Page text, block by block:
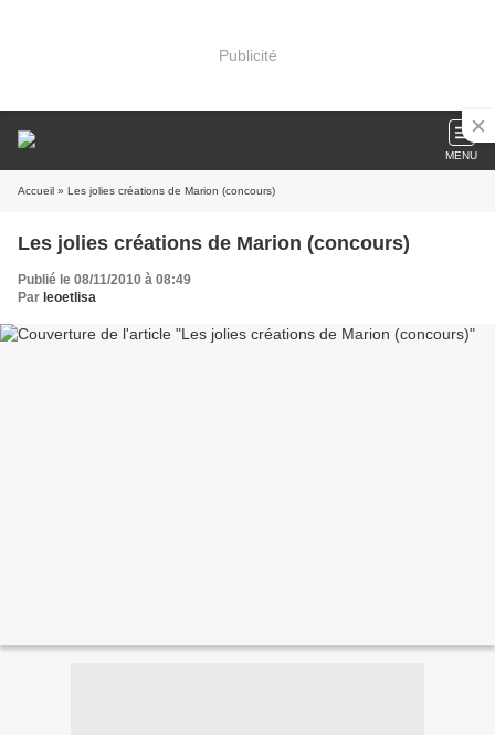
Publicité
MENU
Accueil » Les jolies créations de Marion (concours)
Les jolies créations de Marion (concours)
Publié le 08/11/2010 à 08:49
Par leoetlisa